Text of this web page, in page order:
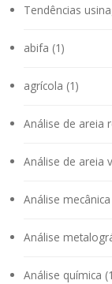
Tendências
abifa (1)
agrícola (1)
Análise de areia
Análise de areia
Análise mecânica
Análise
Análise química